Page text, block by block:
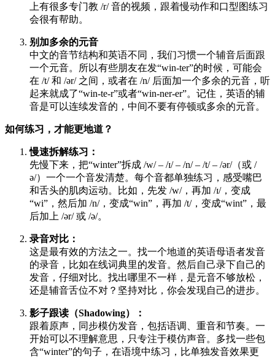
上有很多专门教 /r/ 音的视频，跟着慢动作和口型图练习
会很有帮助。
别加多余的元音
中文的音节结构和英语不同，我们习惯一个辅音后面跟
一个元音。所以有些朋友在发“win-ter”的时候，可能会
在 /t/ 和 /ər/ 之间，或者在 /n/ 后面加一个多余的元音，听
起来就成了“win-te-r”或者“win-ner-er”。记住，英语的辅
音是可以连续发音的，中间不要有停顿或多余的元音。
如何练习，才能更地道？
慢速拆解练习：
先慢下来，把“winter”拆成 /w/ – /ɪ/ – /n/ – /t/ – /ər/（或 /
ə/）一个一个音发清楚。每个音都单独练习，感受嘴巴
和舌头的肌肉运动。比如，先发 /w/，再加 /ɪ/，变成
“wi”，然后加 /n/，变成“win”，再加 /t/，变成“wint”，最
后加上 /ər/ 或 /ə/。
录音对比：
这是最有效的方法之一。找一个地道的英语母语者发音
的录音，比如在线词典里的发音。然后自己录下自己的
发音，仔细对比。找出哪里不一样，是元音不够放松，
还是辅音舌位不对？坚持对比，你会发现自己的进步。
影子跟读（Shadowing）：
跟着原声，同步模仿发音，包括语调、重音和节奏。一
开始可以不理解意思，只专注于模仿声音。多找一些包
含“winter”的句子，在语境中练习，比单独发音效果更